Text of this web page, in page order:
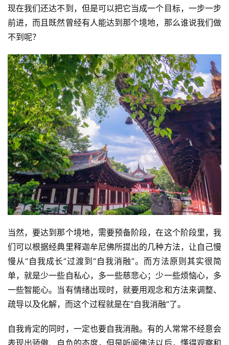
资
讯
八
点
僧
音
高
僧
访
谈
心
乐
菩
现在我们还达不到，但是可以把它当成一个目标，一步一步
前进，而且既然曾经有人能达到那个境地，那么谁说我们做
不到呢？
当然，要达到那个境地，需要预备阶段，在这个阶段里，我
们可以根据经典里释迦牟尼佛所提出的几种方法，让自己慢
慢从“自我成长”过渡到“自我消融”。而方法原则其实很简
单，就是少一些自私心，多一些慈悲心；少一些烦恼心，多
一些智能心。当有情绪出现时，就要用观念和方法来调整、
疏导以及化解，而这个过程就是在“自我消融”了。
自我肯定的同时，一定也要自我消融。有的人常常不经意会
表现出骄傲、自负的态度，但是听闻佛法以后，懂得观察和